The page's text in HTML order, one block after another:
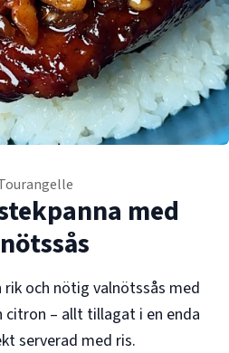
med
rik och nötig valnötssås med
citron – allt tillagat i en enda
serverad med ris.